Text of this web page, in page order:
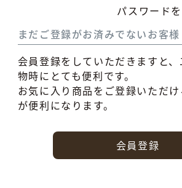
パスワード
まだご登録がお済みでないお客様
会員登録をしていただきますと
物時にとても便利です。
お気に入り商品をご登録いただ
が便利になります。
会員登録